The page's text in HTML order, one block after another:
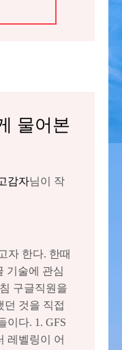
물어본
감자님이 작
자 한다. 한때
기술에 관심
구글직원을
던 것을 직접
이다. 1. GFS
레벨링이 어